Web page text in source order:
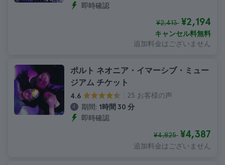
即時確認
¥2,413 ¥2,194
キャンセル料無料
追加料金はございません
ポルト ネオニア・イマーシブ・ミュー
ジアム チケット
4.6
25 お客様の声
期間: 1時間 30 分
即時確認
¥4,825 ¥4,387
追加料金はございません